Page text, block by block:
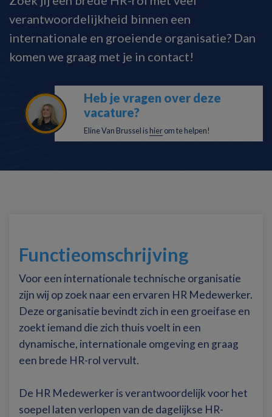
verantwoordelijkheid binnen een
internationale en groeiende organisatie? Dan
komen we graag met je in contact!
Heb je vragen over deze
vacature?
Eline Van Brussel ishierom te helpen!
Functieomschrijving
Voor een internationale technische organisatie
zijn wij op zoek naar een ervaren HR Medewerker.
Deze organisatie bevindt zich in een groeifase en
zoekt iemand die zich thuis voelt in een
dynamische, internationale omgeving en graag
een brede HR-rol vervult.
De HR Medewerker is verantwoordelijk voor het
soepel laten verlopen van de dagelijkse HR-